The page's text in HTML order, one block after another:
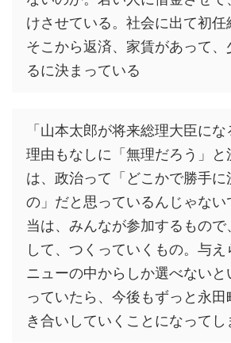
けさせている。社会に出て初任
そこから返済、家賃があって、
るに決まっている
「山本太郎が将来総理大臣にな
理由もなしに「無理だろう」と
は、政治って「どこかで勝手に
の」だと思っているんじゃない
当は、みんなが参加するもの
して、つくっていくもの。与え
ニューの中からしか選べないと
っていたら、今後もずっと永
き合いしていくことになってし